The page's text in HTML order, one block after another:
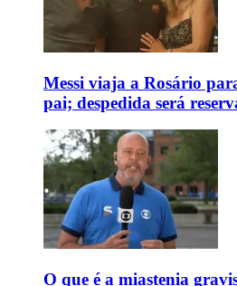
Messi viaja a Rosário
pai; despedida será
O que é a miastenia